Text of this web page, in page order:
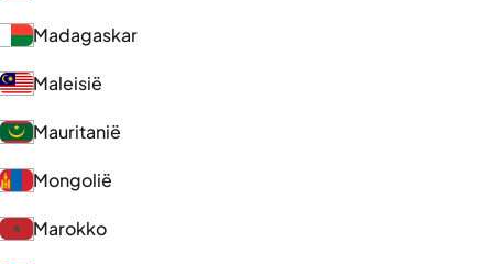
Madagaskar
Maleisië
Mauritanië
Mongolië
Marokko